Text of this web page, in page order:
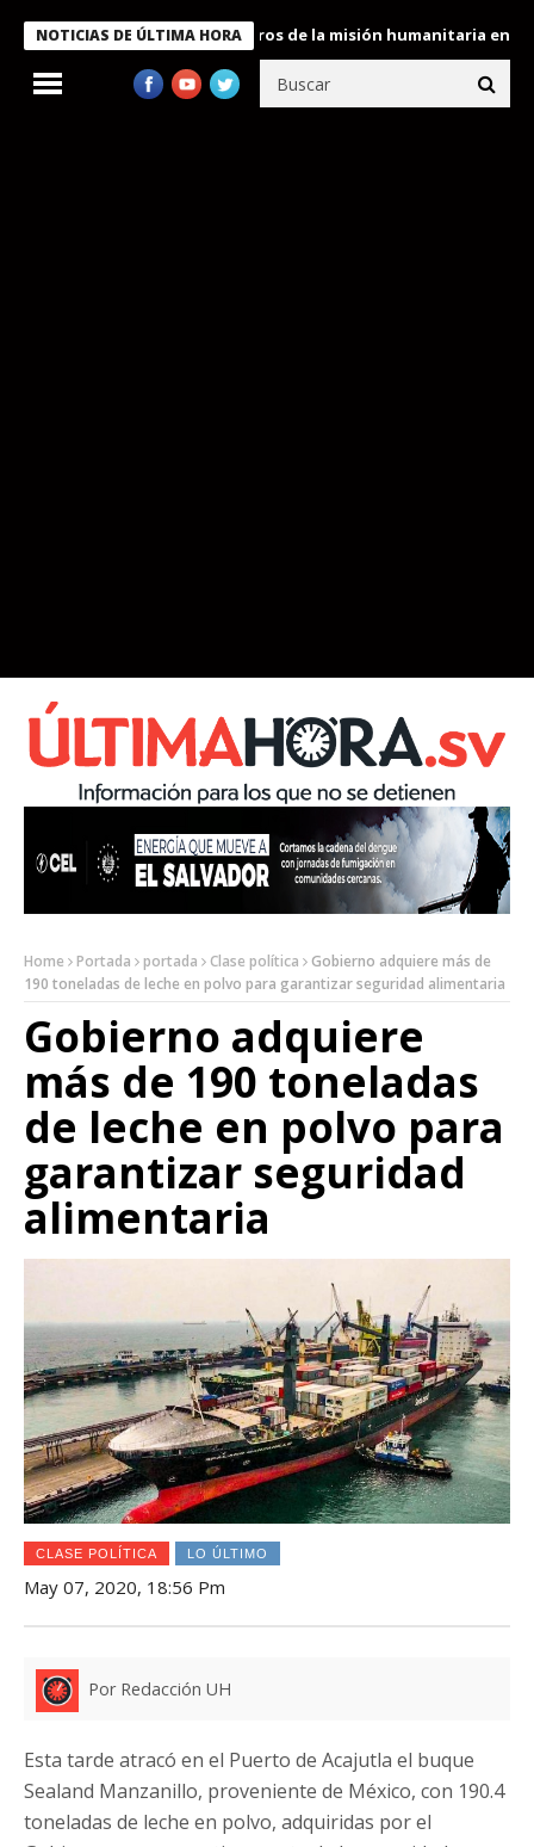
NOTICIAS DE ÚLTIMA HORA
condecora a miembros de la misión humanitaria enviada a
Home Portada portada Clase política
Gobierno adquiere más de
190 toneladas de leche en polvo para garantizar seguridad alimentaria
Gobierno adquiere
más de 190 toneladas
de leche en polvo para
garantizar seguridad
alimentaria
CLASE POLÍTICA LO ÚLTIMO
May 07, 2020, 18:56 Pm
Por Redacción UH
Esta tarde atracó en el Puerto de Acajutla el buque
Sealand Manzanillo, proveniente de México, con 190.4
toneladas de leche en polvo, adquiridas por el